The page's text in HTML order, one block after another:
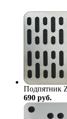
Подпятник
690 руб.